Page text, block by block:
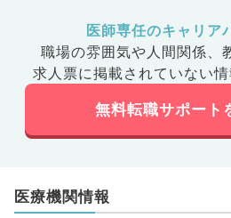
医師専任のキャリア
職場の雰囲気や人間関係、
求人票に掲載されていない情
無料転職サポート
医療機関情報